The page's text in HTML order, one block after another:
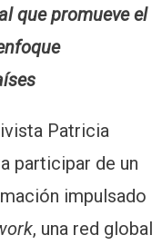
que promueve el
Patricia
participar de un
impulsado
, una red global